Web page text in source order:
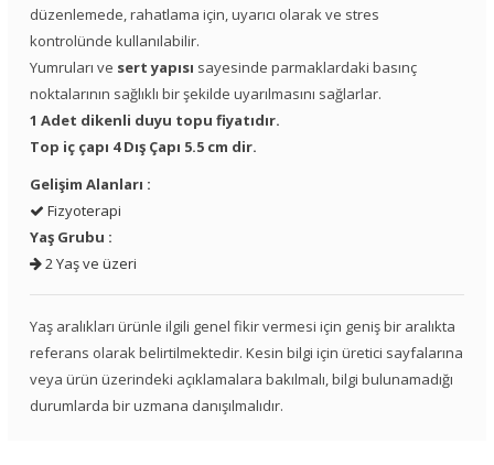
düzenlemede, rahatlama için, uyarıcı olarak ve stres
kontrolünde kullanılabilir.
Yumruları ve sert yapısı sayesinde parmaklardaki basınç
noktalarının sağlıklı bir şekilde uyarılmasını sağlarlar.
1 Adet dikenli duyu topu fiyatıdır.
Top iç çapı 4 Dış Çapı 5.5 cm dir.
Gelişim Alanları :
Fizyoterapi
Yaş Grubu :
2 Yaş ve üzeri
Yaş aralıkları ürünle ilgili genel fikir vermesi için geniş bir aralıkta
referans olarak belirtilmektedir. Kesin bilgi için üretici sayfalarına
veya ürün üzerindeki açıklamalara bakılmalı, bilgi bulunamadığı
durumlarda bir uzmana danışılmalıdır.